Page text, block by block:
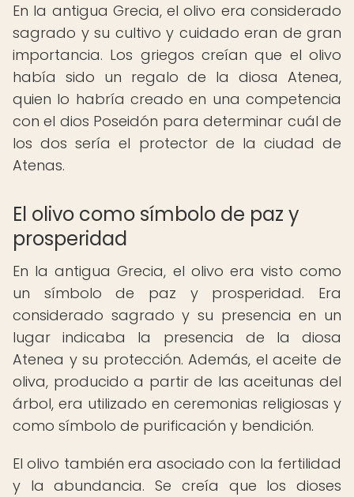
En la antigua Grecia, el olivo era considerado
sagrado y su cultivo y cuidado eran de gran
importancia. Los griegos creían que el olivo
había sido un regalo de la diosa Atenea,
quien lo habría creado en una competencia
con el dios Poseidón para determinar cuál de
los dos sería el protector de la ciudad de
Atenas.
El olivo como símbolo de paz y
prosperidad
En la antigua Grecia, el olivo era visto como
un símbolo de paz y prosperidad. Era
considerado sagrado y su presencia en un
lugar indicaba la presencia de la diosa
Atenea y su protección. Además, el aceite de
oliva, producido a partir de las aceitunas del
árbol, era utilizado en ceremonias religiosas y
como símbolo de purificación y bendición.
El olivo también era asociado con la fertilidad
y la abundancia. Se creía que los dioses